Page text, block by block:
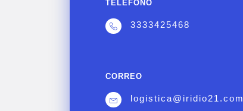
TELÉFONO
3333425468
CORREO
logistica@iridio21.com